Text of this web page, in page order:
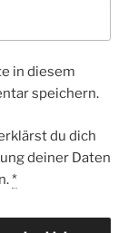
in diesem
speichern.
du dich
deiner Daten
*